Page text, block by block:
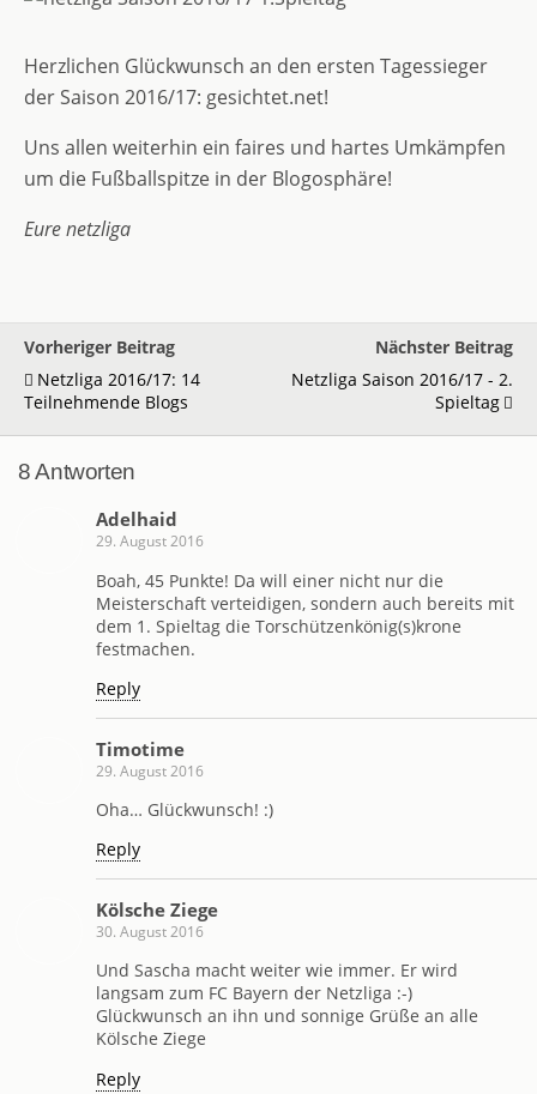
Herzlichen Glückwunsch an den ersten Tagessieger
der Saison 2016/17: gesichtet.net!
Uns allen weiterhin ein faires und hartes Umkämpfen
um die Fußballspitze in der Blogosphäre!
Eure netzliga
Vorheriger Beitrag
Netzliga 2016/17: 14
Teilnehmende Blogs
Nächster Beitrag
Netzliga Saison 2016/17 - 2.
Spieltag
8 Antworten
Adelhaid
29. August 2016
Boah, 45 Punkte! Da will einer nicht nur die
Meisterschaft verteidigen, sondern auch bereits mit
dem 1. Spieltag die Torschützenkönig(s)krone
festmachen.
Reply
Timotime
29. August 2016
Oha… Glückwunsch! :)
Reply
Kölsche Ziege
30. August 2016
Und Sascha macht weiter wie immer. Er wird
langsam zum FC Bayern der Netzliga :-)
Glückwunsch an ihn und sonnige Grüße an alle
Kölsche Ziege
Reply